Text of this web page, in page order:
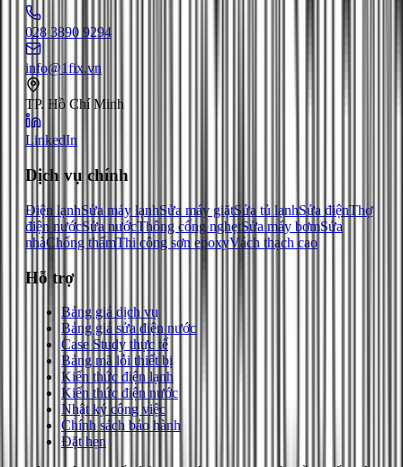
028 3890 9294
info@1fix.vn
TP. Hồ Chí Minh
LinkedIn
Dịch vụ chính
Điện lạnhSửa máy lạnhSửa máy giặtSửa tủ lạnhSửa điệnThợ
điện nướcSửa nướcThông cống nghẹtSửa máy bơmSửa
nhàChống thấmThi công sơn epoxyVách thạch cao
Hỗ trợ
Bảng giá dịch vụ
Bảng giá sửa điện nước
Case Study thực tế
Bảng mã lỗi thiết bị
Kiến thức điện lạnh
Kiến thức điện nước
Nhật ký công việc
Chính sách bảo hành
Đặt hẹn